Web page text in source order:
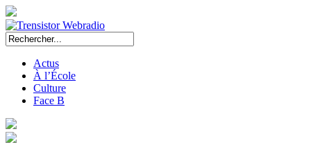
Actus
À l’École
Culture
Face B